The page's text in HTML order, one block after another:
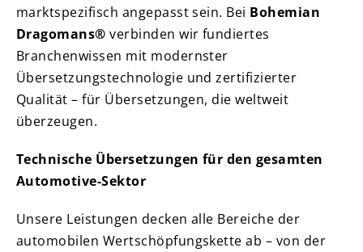
marktspezifisch angepasst sein. Bei Bohemian
Dragomans® verbinden wir fundiertes
Branchenwissen mit modernster
Übersetzungstechnologie und zertifizierter
Qualität – für Übersetzungen, die weltweit
überzeugen.
Technische Übersetzungen für den gesamten
Automotive-Sektor
Unsere Leistungen decken alle Bereiche der
automobilen Wertschöpfungskette ab – von der